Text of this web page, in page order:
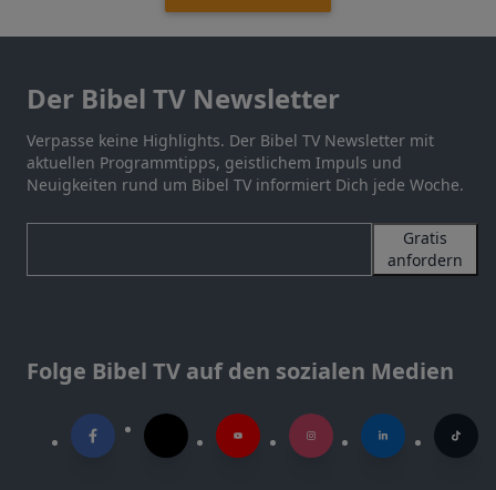
Der Bibel TV Newsletter
Verpasse keine Highlights. Der Bibel TV Newsletter mit
aktuellen Programmtipps, geistlichem Impuls und
Neuigkeiten rund um Bibel TV informiert Dich jede Woche.
Gratis
anfordern
Folge Bibel TV auf den sozialen Medien